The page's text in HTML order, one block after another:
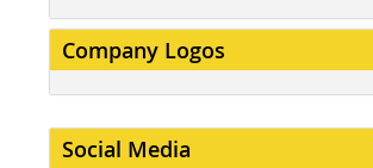
Company Logos
Social Media